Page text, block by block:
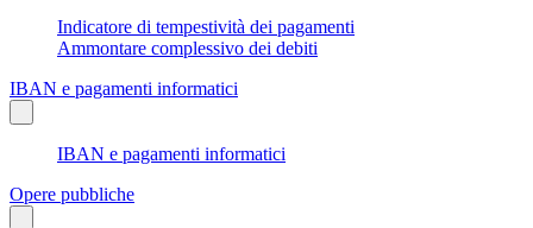
Indicatore di tempestività dei pagamenti
Ammontare complessivo dei debiti
IBAN e pagamenti informatici
IBAN e pagamenti informatici
Opere pubbliche